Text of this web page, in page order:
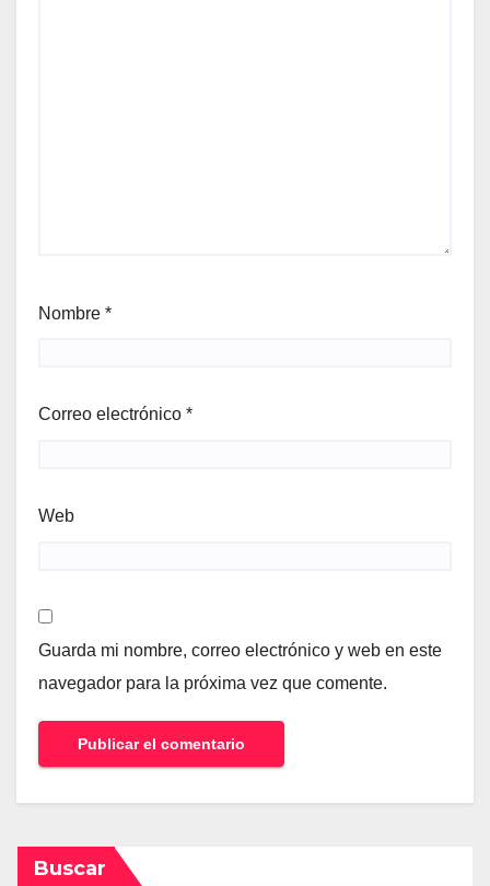
Nombre *
Correo electrónico *
Web
Guarda mi nombre, correo electrónico y web en este
navegador para la próxima vez que comente.
Buscar